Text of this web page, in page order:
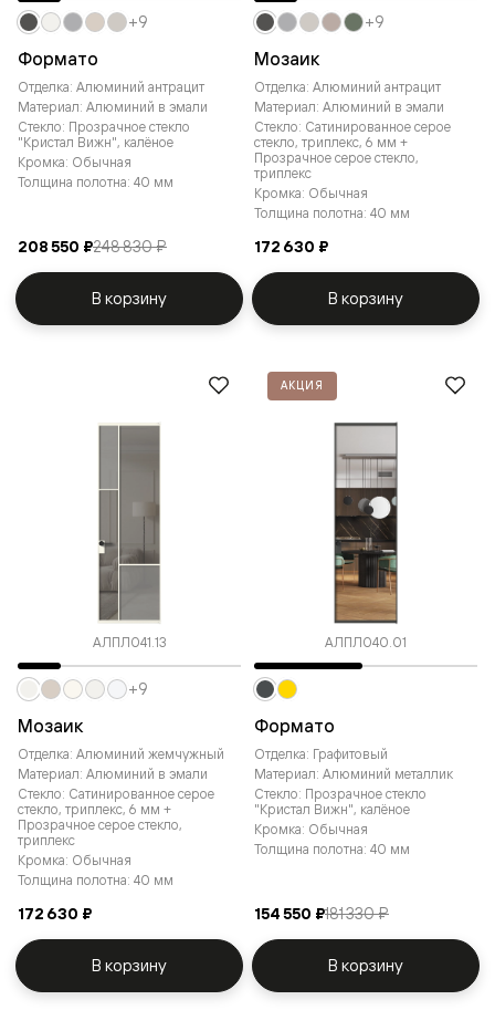
Формато
Отделка: Алюминий антрацит
Материал: Алюминий в эмали
Стекло: Прозрачное стекло
"Кристал Вижн", калёное
Кромка: Обычная
Толщина полотна: 40 мм
208 550 ₽248 830 ₽
+9
В корзину
Мозаик
Отделка: Алюминий антрацит
Материал: Алюминий в эмали
Стекло: Сатинированное серое
стекло, триплекс, 6 мм +
Прозрачное серое стекло,
триплекс
Кромка: Обычная
Толщина полотна: 40 мм
172 630 ₽
+9
В корзину
АЛПЛ041.13
Мозаик
Отделка: Алюминий жемчужный
Материал: Алюминий в эмали
Стекло: Сатинированное серое
стекло, триплекс, 6 мм +
Прозрачное серое стекло,
триплекс
Кромка: Обычная
Толщина полотна: 40 мм
172 630 ₽
+9
В корзину
АКЦИЯ
АЛПЛ040.01
Формато
Отделка: Графитовый
Материал: Алюминий металлик
Стекло: Прозрачное стекло
"Кристал Вижн", калёное
Кромка: Обычная
Толщина полотна: 40 мм
154 550 ₽181 330 ₽
В корзину